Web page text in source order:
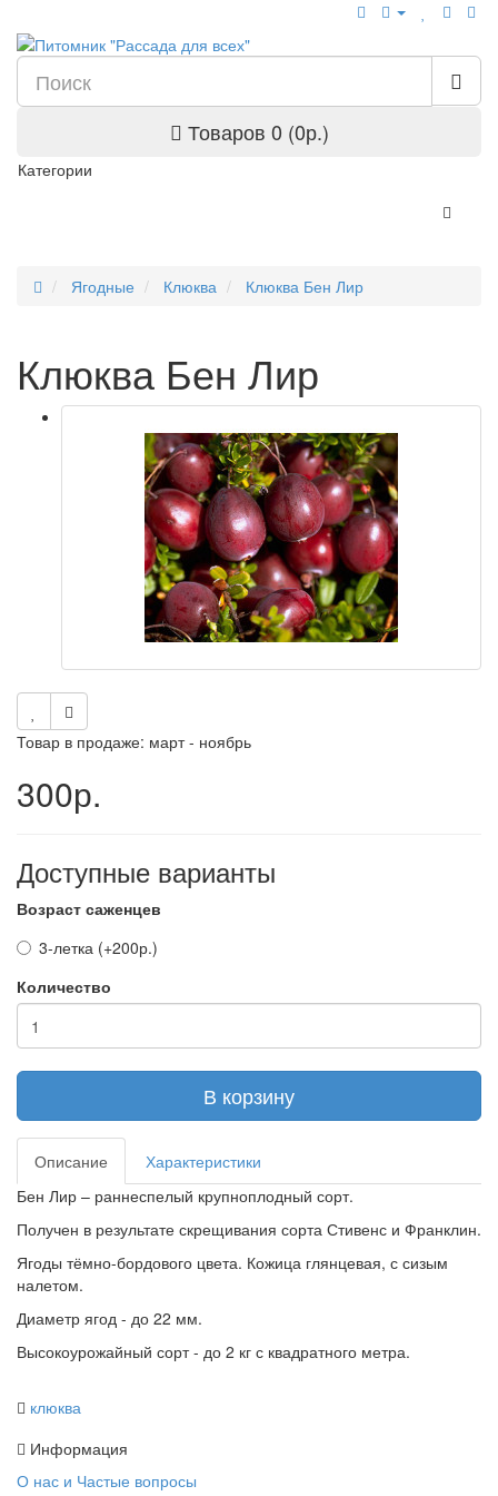
Товаров 0 (0р.)
Категории
Ягодные Клюква Клюква Бен Лир
Клюква Бен Лир
Товар в продаже: март - ноябрь
300р.
Доступные варианты
Возраст саженцев
3-летка (+200р.)
Количество
В корзину
Описание
Характеристики
Бен Лир – раннеспелый крупноплодный сорт.
Получен в результате скрещивания сорта Стивенс и Франклин.
Ягоды тёмно-бордового цвета. Кожица глянцевая, с сизым
налетом.
Диаметр ягод - до 22 мм.
Высокоурожайный сорт - до 2 кг с квадратного метра.
клюква
Информация
О нас и Частые вопросы